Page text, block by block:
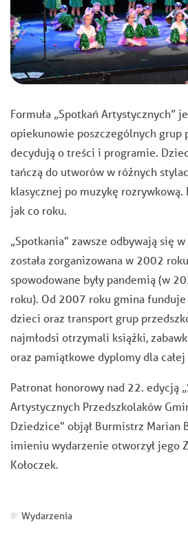
Formuła „Spotkań Artystycznych”
opiekunowie poszczególnych grup
decydują o treści i programie.
tańczą do utworów w różnych
klasycznej po muzykę rozrywkową.
jak co roku.
„Spotkania" zawsze odbywają się
została zorganizowana w 2002
spowodowane były pandemią (w
roku). Od 2007 roku gmina
dzieci oraz transport grup
najmłodsi otrzymali książki,
oraz pamiątkowe dyplomy dla całej
Patronat honorowy nad 22. edycją
Artystycznych Przedszkolaków
Dziedzice" objął Burmistrz Marian
imieniu wydarzenie otworzył jego
Kołoczek.
Wydarzenia